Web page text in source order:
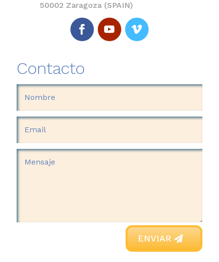
50002 Zaragoza (SPAIN)
Contacto
ENVIAR